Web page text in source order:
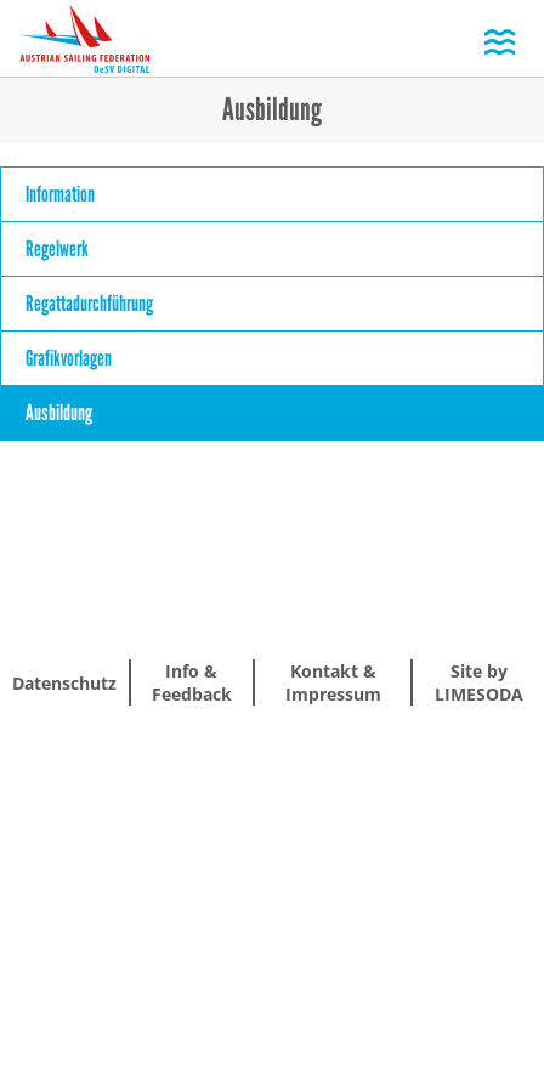
Ausbildung
Information
Regelwerk
Regattadurchführung
Grafikvorlagen
Ausbildung
Datenschutz
Info &
Feedback
Kontakt &
Impressum
Site by
LIMESODA